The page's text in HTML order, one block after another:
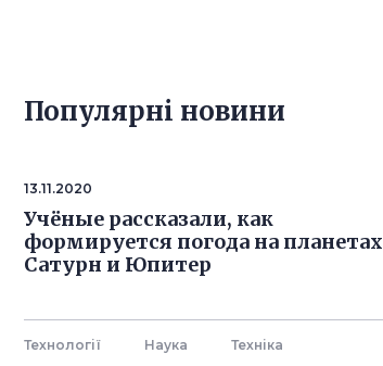
Популярнi новини
13.11.2020
Учёные рассказали, как
формируется погода на планетах
Сатурн и Юпитер
Технології Наука Технiка